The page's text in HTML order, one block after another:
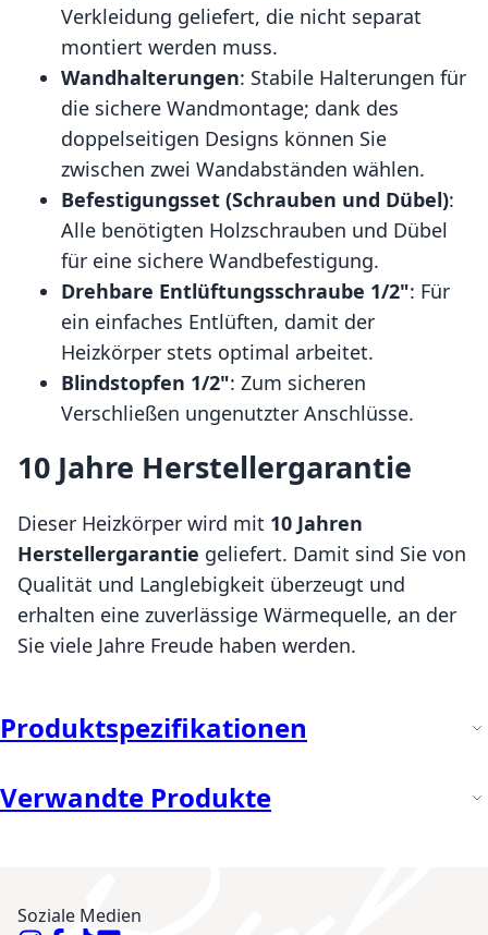
Verkleidung geliefert, die nicht separat
montiert werden muss.
Wandhalterungen: Stabile Halterungen für
die sichere Wandmontage; dank des
doppelseitigen Designs können Sie
zwischen zwei Wandabständen wählen.
Befestigungsset (Schrauben und Dübel):
Alle benötigten Holzschrauben und Dübel
für eine sichere Wandbefestigung.
Drehbare Entlüftungsschraube 1/2": Für
ein einfaches Entlüften, damit der
Heizkörper stets optimal arbeitet.
Blindstopfen 1/2": Zum sicheren
Verschließen ungenutzter Anschlüsse.
10 Jahre Herstellergarantie
Dieser Heizkörper wird mit 10 Jahren
Herstellergarantie geliefert. Damit sind Sie von
Qualität und Langlebigkeit überzeugt und
erhalten eine zuverlässige Wärmequelle, an der
Sie viele Jahre Freude haben werden.
Produktspezifikationen
Verwandte Produkte
Soziale Medien